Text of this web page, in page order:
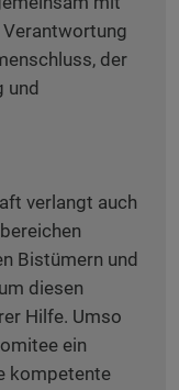
der
und
verlangt auch
Bistümern und
diesen
Hilfe. Umso
ein
kompetente